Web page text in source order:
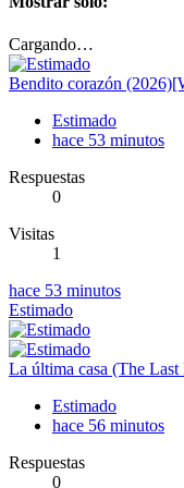
Cargando…
Bendito corazón
Estimado
hace 53 minutos
Respuestas
0
Visitas
1
hace 53 minutos
Estimado
La última casa (The
Estimado
hace 56 minutos
Respuestas
0